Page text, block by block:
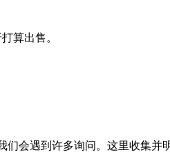
算出售。
会遇到许多询问。这里收集并